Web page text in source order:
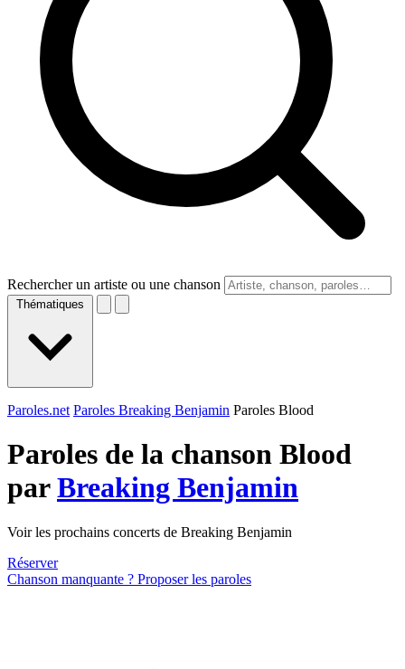
Rechercher un artiste ou une chanson
Thématiques
Paroles.net Paroles Breaking Benjamin Paroles Blood
Paroles de la chanson Blood
parBreaking Benjamin
Voir les prochains concerts de Breaking Benjamin
Réserver
Chanson manquante ? Proposer les paroles